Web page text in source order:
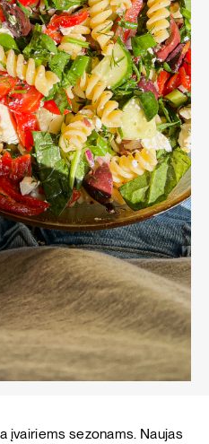
įvairiems sezonams. Naujas